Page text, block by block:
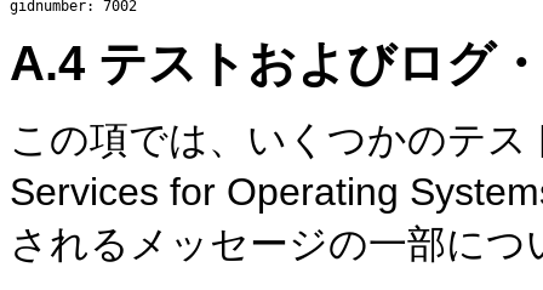
A.4 テストおよびログ
この項では、いくつかのテ
Services for Operating
されるメッセージの一部につ